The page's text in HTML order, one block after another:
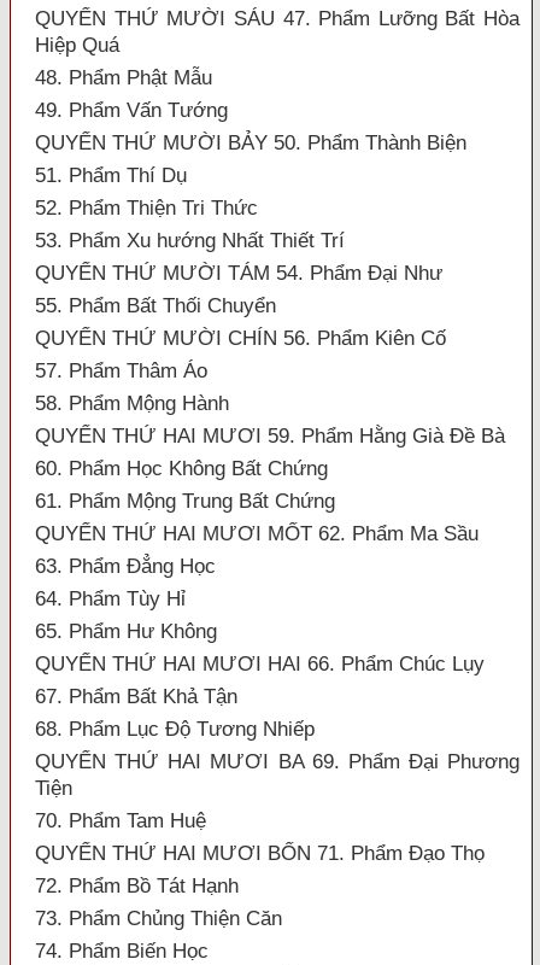
QUYỂN THỨ MƯỜI SÁU 47. Phẩm Lưỡng Bất Hòa
Hiệp Quá
48. Phẩm Phật Mẫu
49. Phẩm Vấn Tướng
QUYỂN THỨ MƯỜI BẢY 50. Phẩm Thành Biện
51. Phẩm Thí Dụ
52. Phẩm Thiện Tri Thức
53. Phẩm Xu hướng Nhất Thiết Trí
QUYỂN THỨ MƯỜI TÁM 54. Phẩm Đại Như
55. Phẩm Bất Thối Chuyển
QUYỂN THỨ MƯỜI CHÍN 56. Phẩm Kiên Cố
57. Phẩm Thâm Áo
58. Phẩm Mộng Hành
QUYỂN THỨ HAI MƯƠI 59. Phẩm Hằng Già Đề Bà
60. Phẩm Học Không Bất Chứng
61. Phẩm Mộng Trung Bất Chứng
QUYỂN THỨ HAI MƯƠI MỐT 62. Phẩm Ma Sầu
63. Phẩm Đẳng Học
64. Phẩm Tùy Hỉ
65. Phẩm Hư Không
QUYỂN THỨ HAI MƯƠI HAI 66. Phẩm Chúc Lụy
67. Phẩm Bất Khả Tận
68. Phẩm Lục Độ Tương Nhiếp
QUYỂN THỨ HAI MƯƠI BA 69. Phẩm Đại Phương
Tiện
70. Phẩm Tam Huệ
QUYỂN THỨ HAI MƯƠI BỐN 71. Phẩm Đạo Thọ
72. Phẩm Bồ Tát Hạnh
73. Phẩm Chủng Thiện Căn
74. Phẩm Biến Học